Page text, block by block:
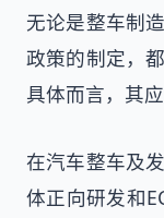
无论是整车制
政策的制定，
具体而言，其
在汽车整车及
体正向研发和